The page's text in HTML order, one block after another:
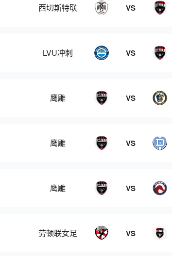
西切斯特联 VS
LVU冲刺 VS
鹰雕 VS
鹰雕 VS
鹰雕 VS
劳顿联女足 VS